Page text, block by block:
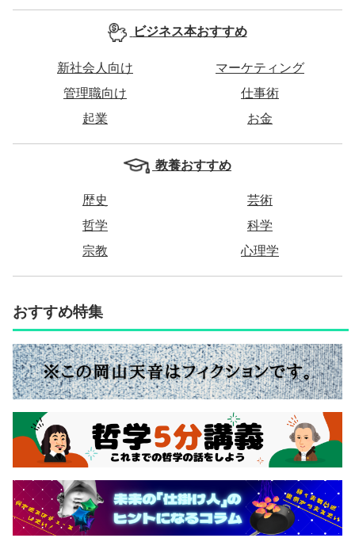
ビジネス本おすすめ
新社会人向け
マーケティング
管理職向け
仕事術
起業
お金
教養おすすめ
歴史
芸術
哲学
科学
宗教
心理学
おすすめ特集